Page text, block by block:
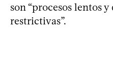
son “procesos lentos
restrictivas”.